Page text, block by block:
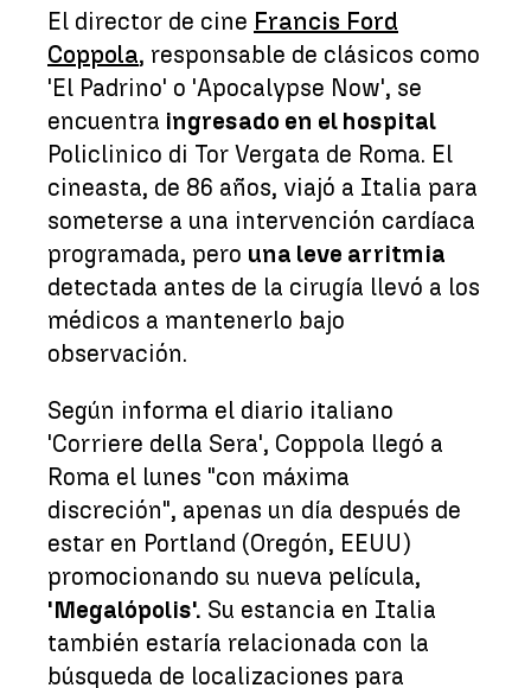
El director de cine Francis Ford
Coppola, responsable de clásicos como
'El Padrino' o 'Apocalypse Now', se
encuentra ingresado en el hospital
Policlinico di Tor Vergata de Roma. El
cineasta, de 86 años, viajó a Italia para
someterse a una intervención cardíaca
programada, pero una leve arritmia
detectada antes de la cirugía llevó a los
médicos a mantenerlo bajo
observación.
Según informa el diario italiano
'Corriere della Sera', Coppola llegó a
Roma el lunes "con máxima
discreción", apenas un día después de
estar en Portland (Oregón, EEUU)
promocionando su nueva película,
'Megalópolis'. Su estancia en Italia
también estaría relacionada con la
búsqueda de localizaciones para